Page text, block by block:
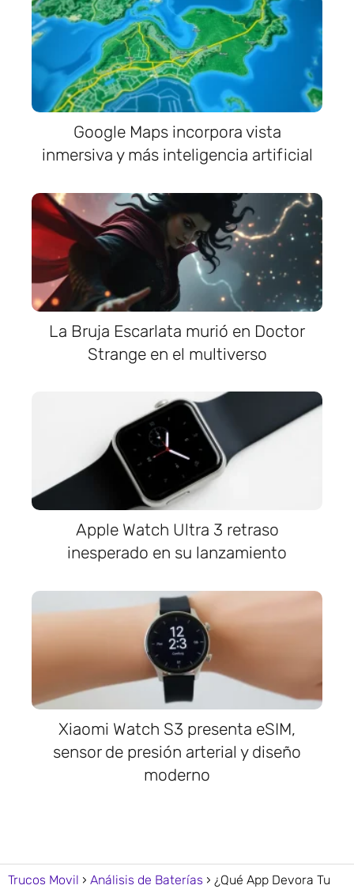
Google Maps incorpora vista
inmersiva y más inteligencia artificial
La Bruja Escarlata murió en Doctor
Strange en el multiverso
Apple Watch Ultra 3 retraso
inesperado en su lanzamiento
Xiaomi Watch S3 presenta eSIM,
sensor de presión arterial y diseño
moderno
Trucos Movil Análisis de Baterías
¿Qué App Devora Tu